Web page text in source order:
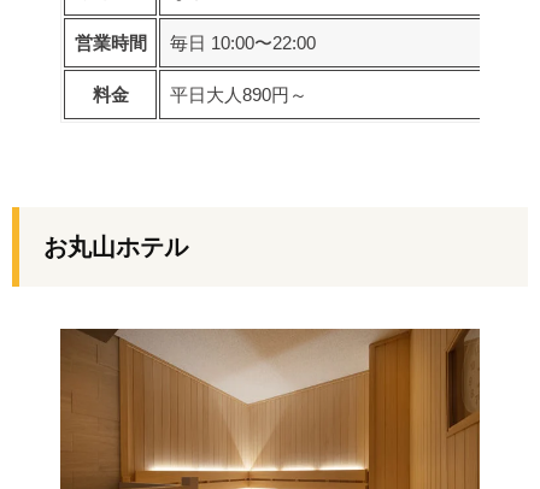
営業時間 毎日 10:00〜22:00
料金 平日大人890円～
お丸山ホテル